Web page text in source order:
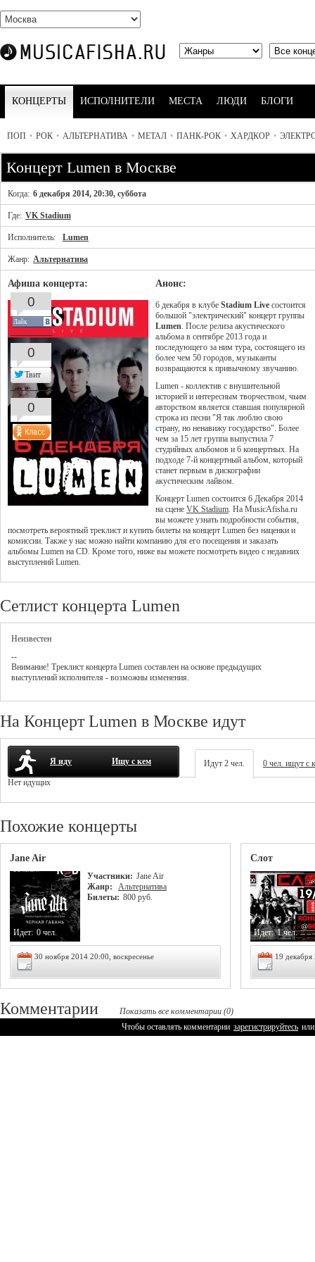
КОНЦЕРТЫ ИСПОЛНИТЕЛИ МЕСТА ЛЮДИ БЛОГИ
ПОП • РОК • АЛЬТЕРНАТИВА • МЕТАЛ • ПАНК-РОК • ХАРДКОР •
Концерт Lumen в Москве
Когда: 6 декабря 2014, 20:30, суббота
Где: VK Stadium
Исполнитель: Lumen
Жанр: Альтернатива
Афиша концерта: Анонс:
6 декабря в клубе Stadium Live состоится
большой "электрический" концерт группы
Lumen. После релиза акустического
альбома в сентябре 2013 года и
последующего за ним тура, состоящего из
более чем 50 городов, музыканты
возвращаются к привычному звучанию.
Lumen - коллектив с внушительной
историей и интересным творчеством, чьим
авторством является ставшая популярной
строка из песни "Я так люблю свою
страну, но ненавижу государство". Более
чем за 15 лет группа выпустила 7
студийных альбомов и 6 концертных. На
подходе 7-й концертный альбом, который
станет первым в дискографии
акустическим лайвом.
Концерт Lumen состоится 6 Декабря 2014
на сцене VK Stadium. На MusicAfisha.ru
вы можете узнать подробности события,
посмотреть вероятный треклист и купить билеты на концерт Lumen без наценки и
комиссии. Также у нас можно найти компанию для его посещения и заказать
альбомы Lumen на CD. Кроме того, ниже вы можете посмотреть видео с недавних
выступлений Lumen.
Сетлист концерта Lumen
Неизвестен
--
Внимание! Треклист концерта Lumen составлен на основе предыдущих
выступлений исполнителя - возможны изменения.
На Концерт Lumen в Москве идут
Я иду Ищу с кем Идут 2 чел.
0 чел. ищут с
Нет идущих
Похожие концерты
Jane Air
Участники: Jane Air
Жанр:
Альтернатива
Билеты: 800 руб.
Идет: 0 чел.
30 ноября 2014 20:00, воскресенье
Слот
Идет: 1 чел.
19
Комментарии
Показать все комментарии (0)
Чтобы оставлять комментарии зарегистрируйтесь или
0
Лайк
0
Твит
0